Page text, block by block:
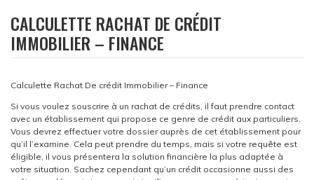
CALCULETTE RACHAT DE CRÉDIT
IMMOBILIER – FINANCE
Calculette Rachat De crédit Immobilier – Finance
Si vous voulez souscrire à un rachat de crédits, il faut prendre contact
avec un établissement qui propose ce genre de crédit aux particuliers.
Vous devrez effectuer votre dossier auprès de cet établissement pour
qu’il l’examine. Cela peut prendre du temps, mais si votre requête est
éligible, il vous présentera la solution financière la plus adaptée à
votre situation. Sachez cependant qu’un crédit occasionne aussi des